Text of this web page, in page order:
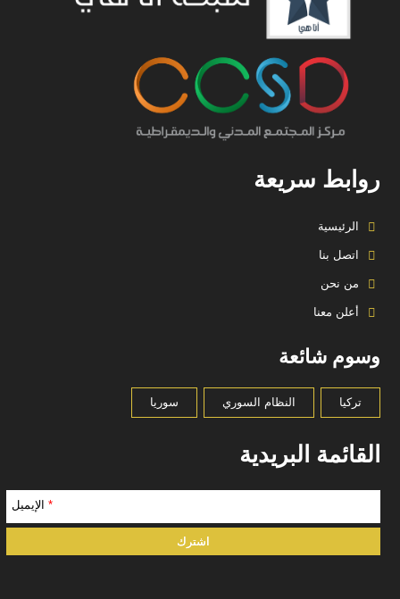
روابط سريعة
الرئيسية
اتصل بنا
من نحن
أعلن معنا
وسوم شائعة
تركيا النظام السوري سوريا
القائمة البريدية
* الإيميل